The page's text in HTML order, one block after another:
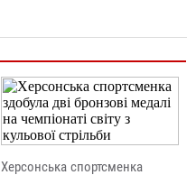
Херсонська спортсменка